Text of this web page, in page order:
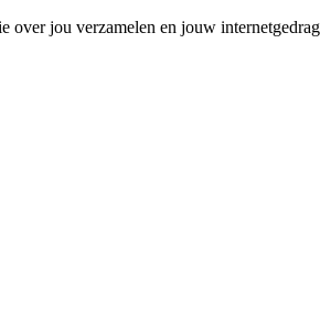
over jou verzamelen en jouw